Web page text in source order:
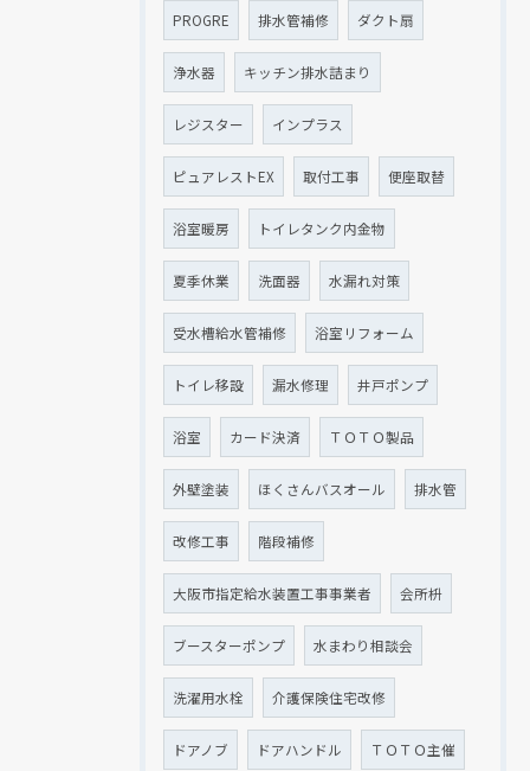
PROGRE 排水管補修 ダクト扇
浄水器 キッチン排水詰まり
レジスター インプラス
ピュアレストEX 取付工事 便座取替
浴室暖房 トイレタンク内金物
夏季休業 洗面器 水漏れ対策
受水槽給水管補修 浴室リフォーム
トイレ移設 漏水修理 井戸ポンプ
浴室 カード決済 ＴＯＴＯ製品
外壁塗装 ほくさんバスオール 排水管
改修工事 階段補修
大阪市指定給水装置工事事業者 会所枡
ブースターポンプ 水まわり相談会
洗濯用水栓 介護保険住宅改修
ドアノブ ドアハンドル ＴＯＴＯ主催